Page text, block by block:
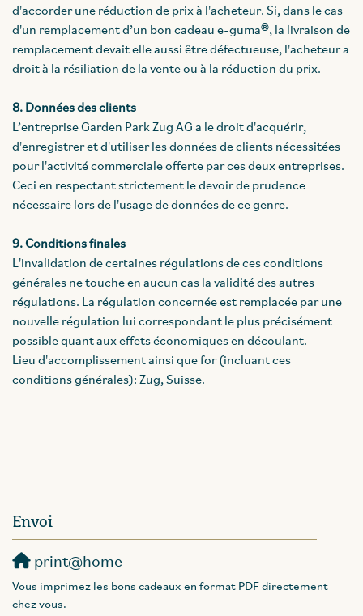
d'accorder une réduction de prix à l'acheteur. Si, dans le cas
d'un remplacement d’un bon cadeau e-guma®, la livraison de
remplacement devait elle aussi être défectueuse, l'acheteur a
droit à la résiliation de la vente ou à la réduction du prix.
8. Données des clients
L’entreprise Garden Park Zug AG a le droit d'acquérir,
d'enregistrer et d'utiliser les données de clients nécessitées
pour l'activité commerciale offerte par ces deux entreprises.
Ceci en respectant strictement le devoir de prudence
nécessaire lors de l'usage de données de ce genre.
9. Conditions finales
L'invalidation de certaines régulations de ces conditions
générales ne touche en aucun cas la validité des autres
régulations. La régulation concernée est remplacée par une
nouvelle régulation lui correspondant le plus précisément
possible quant aux effets économiques en découlant.
Lieu d'accomplissement ainsi que for (incluant ces
conditions générales): Zug, Suisse.
Envoi
print@home
Vous imprimez les bons cadeaux en format PDF directement
chez vous.